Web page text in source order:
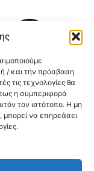
/ και την πρόσβαση
τις τεχνολογίες θα
η συμπεριφορά
τον ιστότοπο. Η μη
να επηρεάσει